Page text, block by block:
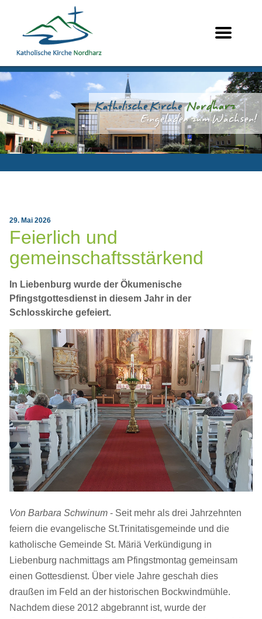
29. Mai 2026
Feierlich und
gemeinschaftsstärkend
In Liebenburg wurde der Ökumenische
Pfingstgottesdienst in diesem Jahr in der
Schlosskirche gefeiert.
Von Barbara Schwinum - Seit mehr als drei Jahrzehnten
feiern die evangelische St.Trinitatisgemeinde und die
katholische Gemeinde St. Märiä Verkündigung in
Liebenburg nachmittags am Pfingstmontag gemeinsam
einen Gottesdienst. Über viele Jahre geschah dies
draußen im Feld an der historischen Bockwindmühle.
Nachdem diese 2012 abgebrannt ist, wurde der